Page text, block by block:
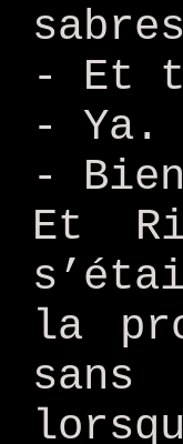
- Et
- Ya.
-
Et
la